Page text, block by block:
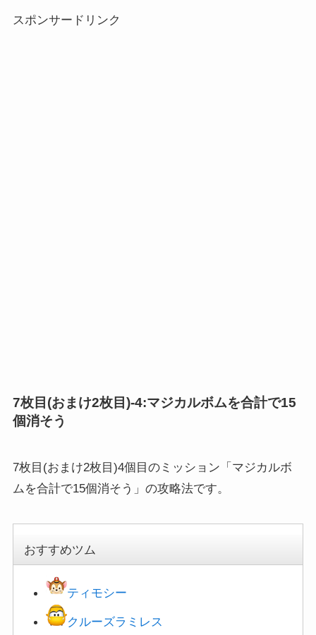
ト「ツムツムヒストリー5周年」イ...
スポンサードリンク
7枚目(おまけ2枚目)-4:マジカルボムを合計で15
個消そう
7枚目(おまけ2枚目)4個目のミッション「マジカルボ
ムを合計で15個消そう」の攻略法です。
おすすめツム
ティモシー
クルーズラミレス